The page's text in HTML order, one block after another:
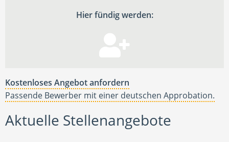
Hier fündig werden:
Kostenloses Angebot anfordern
Passende Bewerber mit einer deutschen Approbation.
Aktuelle Stellenangebote